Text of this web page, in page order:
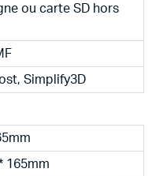
ou carte SD hors
Simplify3D
165mm